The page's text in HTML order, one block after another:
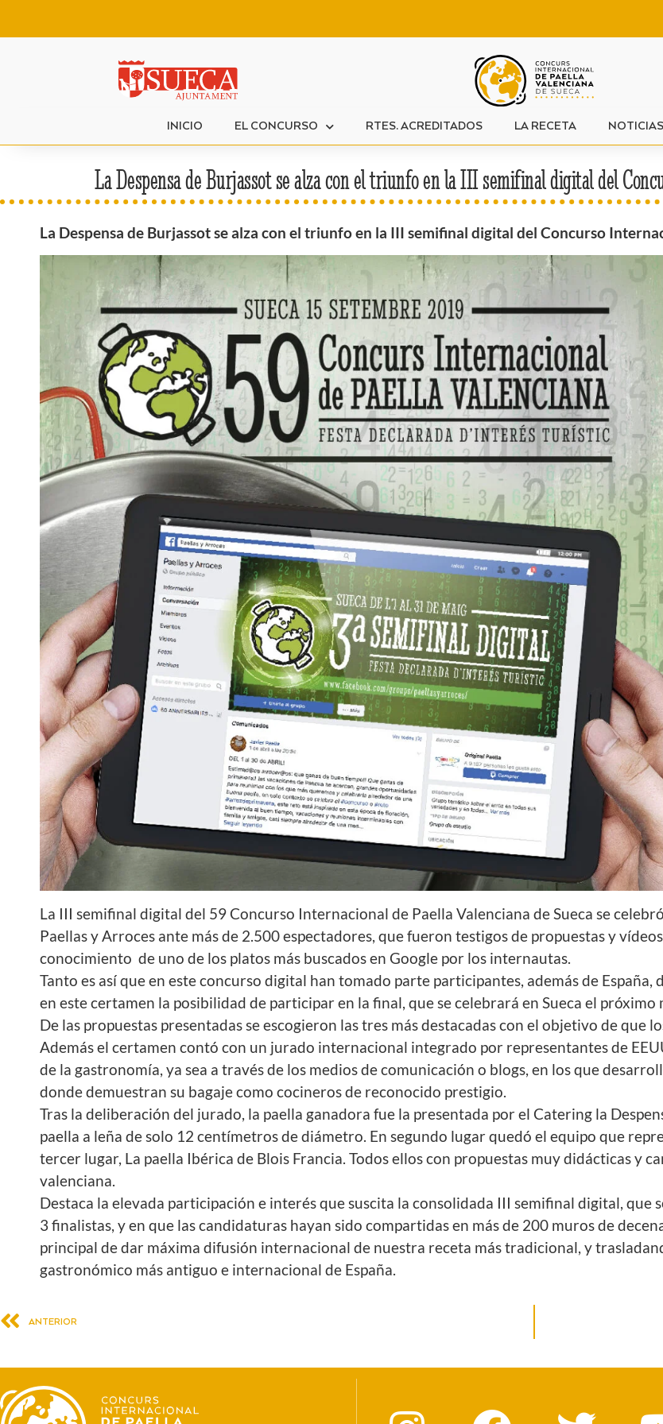
INICIO EL CONCURSO RTES. ACREDITADOS LA RECETA NOTICIAS
La Despensa de Burjassot se alza con el triunfo en la III semifinal digital del
La Despensa de Burjassot se alza con el triunfo en la III semifinal digital del Concurso
La III semifinal digital del 59 Concurso Internacional de Paella Valenciana de Sueca se
Paellas y Arroces ante más de 2.500 espectadores, que fueron testigos de propuestas y
conocimiento de uno de los platos más buscados en Google por los internautas.
Tanto es así que en este concurso digital han tomado parte participantes, además de
en este certamen la posibilidad de participar en la final, que se celebrará en Sueca el próximo
De las propuestas presentadas se escogieron las tres más destacadas con el objetivo de que
Además el certamen contó con un jurado internacional integrado por representantes de
de la gastronomía, ya sea a través de los medios de comunicación o blogs, en los que
donde demuestran su bagaje como cocineros de reconocido prestigio.
Tras la deliberación del jurado, la paella ganadora fue la presentada por el Catering la
paella a leña de solo 12 centímetros de diámetro. En segundo lugar quedó el equipo que
tercer lugar, La paella Ibérica de Blois Francia. Todos ellos con propuestas muy didácticas y
valenciana.
Destaca la elevada participación e interés que suscita la consolidada III semifinal digital, que
3 finalistas, y en que las candidaturas hayan sido compartidas en más de 200 muros de
principal de dar máxima difusión internacional de nuestra receta más tradicional, y
gastronómico más antiguo e internacional de España.
ANTERIOR